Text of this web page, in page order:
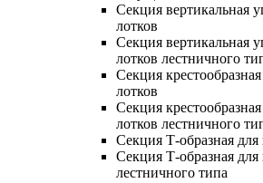
Секция вертикальная
лотков
Секция вертикальная
лотков лестничного
Секция
лотков
Секция
лотков лестничного
Секция Т-образная для
Секция Т-образная для
лестничного типа